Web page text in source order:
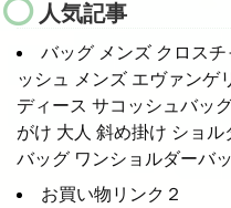
人気記事
バッグ メンズ クロス
ッシュ メンズ エヴァンゲ
ディース サコッシュバッ
がけ 大人 斜め掛け ショ
バッグ ワンショルダーバ
お買い物リンク２